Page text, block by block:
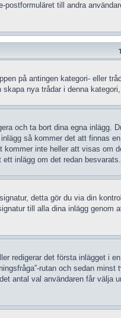
till andra
på antingen kategori- eller
nya trådar i denna
och ta bort dina egna
så kommer det att finnas
inte heller att visas
inlägg om det redan besvarats.
detta gör du via din
till alla dina inlägg
redigerar det första inlägget i
rutan och sedan
antal val användaren får välja